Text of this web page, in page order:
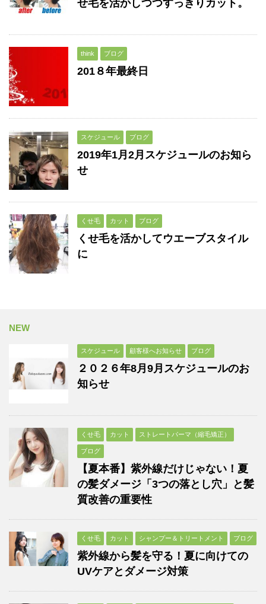
せ毛を活かしつつすっきりカット。
think ブログ
201８年最終日
スケジュール ブログ
2019年1月2月スケジュールのお知ら
せ
くせ毛 カット ブログ
くせ毛を活かしてウエーブスタイル
に
NEW
スケジュール 顧客様へお知らせ ブログ
２０２６年8月9月スケジュールのお
知らせ
くせ毛 カット ストレートパーマ（縮毛矯正）
ブログ
【夏本番】紫外線だけじゃない！夏
の髪ダメージ「3つの落とし穴」と髪
質改善の重要性
くせ毛 カット シャンプー＆トリートメント ブログ
紫外線から髪を守る！夏に向けての
UVケアとダメージ対策